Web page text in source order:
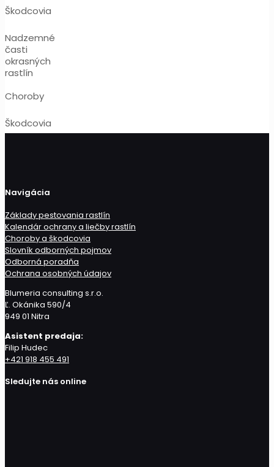
Škodcovia
Nadzemné
časti
okrasných
rastlín
Choroby
Škodcovia
Navigácia
Základy pestovania rastlín
Kalendár ochrany a liečby rastlín
Choroby a škodcovia
Slovník odborných pojmov
Odborná poradňa
Ochrana osobných údajov
Blumeria consulting s.r.o.
Ľ. Okánika 590/4
949 01 Nitra
Asistent predaja:
Filip Hudec
+421 918 455 491
Sledujte nás online